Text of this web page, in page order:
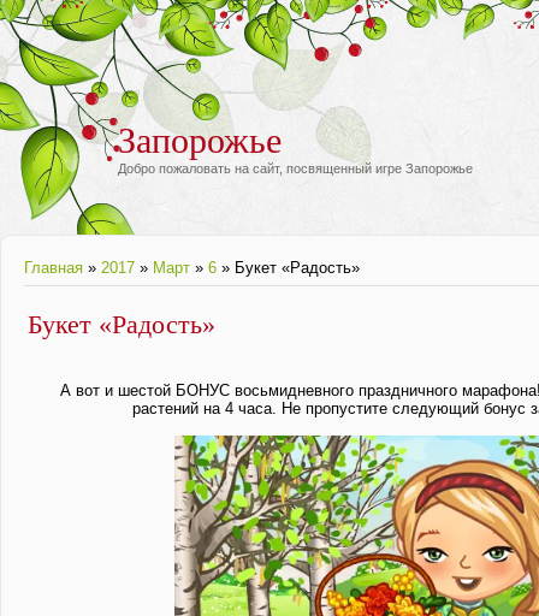
Запорожье
Добро пожаловать на сайт, посвященный игре Запорожье
Главная » 2017 » Март » 6 » Букет «Радость»
Букет «Радость»
А вот и шестой БОНУС восьмидневного праздничного
растений на 4 часа. Не пропустите следующий бонус